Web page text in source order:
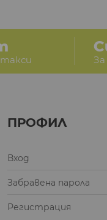
такси
ПРОФИЛ
Вход
Забравена парола
Регистрация